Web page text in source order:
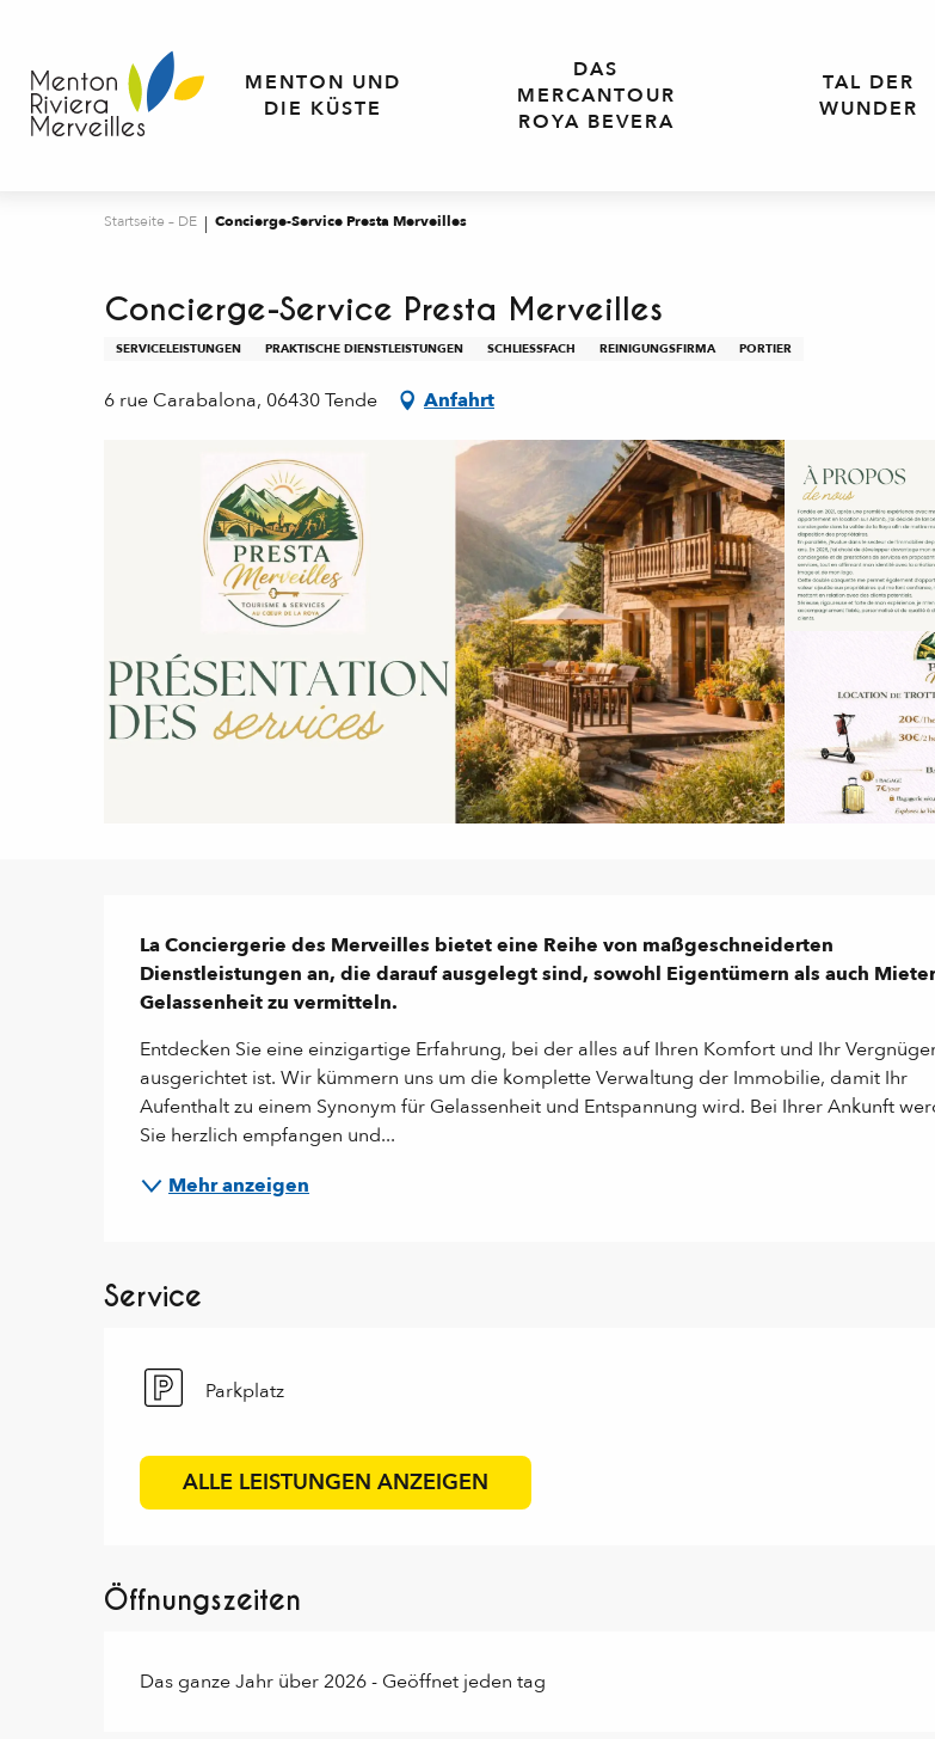
contenu
principal
MENTON UND
DIE KÜSTE
DAS
MERCANTOUR
ROYA BEVERA
TAL DER
WUNDER
Startseite – DE Concierge-Service Presta Merveilles
Concierge-Service Presta Merveilles
SERVICELEISTUNGEN PRAKTISCHE DIENSTLEISTUNGEN SCHLIESSFACH REINIGUNGSFIRMA PORTIER
6 rue Carabalona, 06430 Tende Anfahrt
Beschreibung
La Conciergerie des Merveilles bietet eine Reihe von maßgeschneiderten
Dienstleistungen an, die darauf ausgelegt sind, sowohl Eigentümern als auch
Gelassenheit zu vermitteln.
Entdecken Sie eine einzigartige Erfahrung, bei der alles auf Ihren Komfort und Ihr
ausgerichtet ist. Wir kümmern uns um die komplette Verwaltung der Immobilie, damit Ihr
Aufenthalt zu einem Synonym für Gelassenheit und Entspannung wird. Bei Ihrer Ankunft
Sie herzlich empfangen und...
Mehr anzeigen
Service
Parkplatz
ALLE LEISTUNGEN ANZEIGEN
Öffnungszeiten
Das ganze Jahr über 2026 - Geöffnet jeden tag